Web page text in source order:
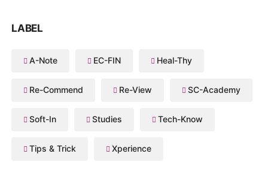
LABEL
A-Note EC-FIN Heal-Thy
Re-Commend Re-View SC-Academy
Soft-In Studies Tech-Know
Tips & Trick Xperience